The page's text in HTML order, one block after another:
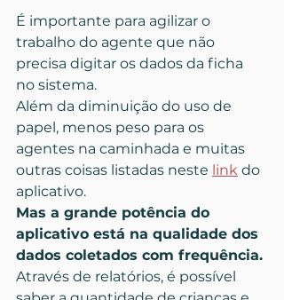
É importante para agilizar o
trabalho do agente que não
precisa digitar os dados da ficha
no sistema.
Além da diminuição do uso de
papel, menos peso para os
agentes na caminhada e muitas
outras coisas listadas neste link do
aplicativo.
Mas a grande potência do
aplicativo está na qualidade dos
dados coletados com frequência.
Através de relatórios, é possível